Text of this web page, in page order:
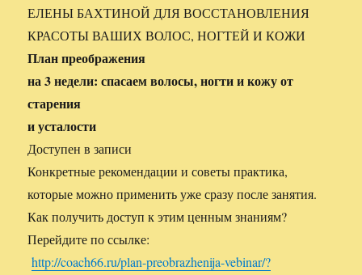
ЕЛЕНЫ БАХТИНОЙ ДЛЯ ВОССТАНОВЛЕНИЯ
КРАСОТЫ ВАШИХ ВОЛОС, НОГТЕЙ И КОЖИ
План преображения
на 3 недели: спасаем волосы, ногти и кожу от
старения
и усталости
Доступен в записи
Конкретные рекомендации и советы практика,
которые можно применить уже сразу после занятия.
Как получить доступ к этим ценным знаниям?
Перейдите по ссылке:
http://coach66.ru/plan-preobrazhenija-vebinar/?